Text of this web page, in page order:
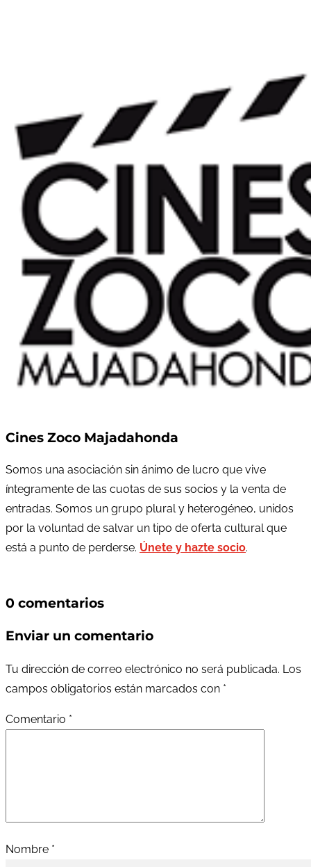
Cines Zoco Majadahonda
Somos una asociación sin ánimo de lucro que vive
íntegramente de las cuotas de sus socios y la venta de
entradas. Somos un grupo plural y heterogéneo, unidos
por la voluntad de salvar un tipo de oferta cultural que
está a punto de perderse. Únete y hazte socio.
0 comentarios
Enviar un comentario
Tu dirección de correo electrónico no será publicada. Los
campos obligatorios están marcados con *
Comentario *
Nombre *